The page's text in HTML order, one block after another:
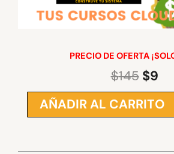
PRECIO DE OFERTA
$145 El
era:
$9El
MARKETER
AUTOMATICO
AÑADIR AL CARRITO